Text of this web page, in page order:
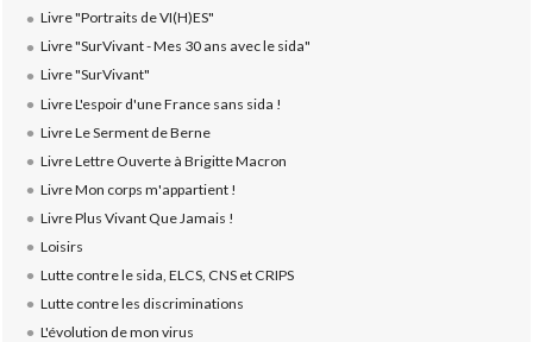
Livre "Portraits de VI(H)ES"
Livre "SurVivant - Mes 30 ans avec le sida"
Livre "SurVivant"
Livre L'espoir d'une France sans sida !
Livre Le Serment de Berne
Livre Lettre Ouverte à Brigitte Macron
Livre Mon corps m'appartient !
Livre Plus Vivant Que Jamais !
Loisirs
Lutte contre le sida, ELCS, CNS et CRIPS
Lutte contre les discriminations
L'évolution de mon virus